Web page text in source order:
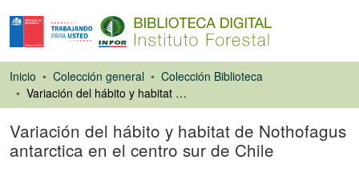
Inicio Colección general
Colección Biblioteca
Variación del hábito y habitat de Nothofagus antarctica en el centro sur de Chile
Variación del hábito y habitat de Nothofagus
antarctica en el centro sur de Chile